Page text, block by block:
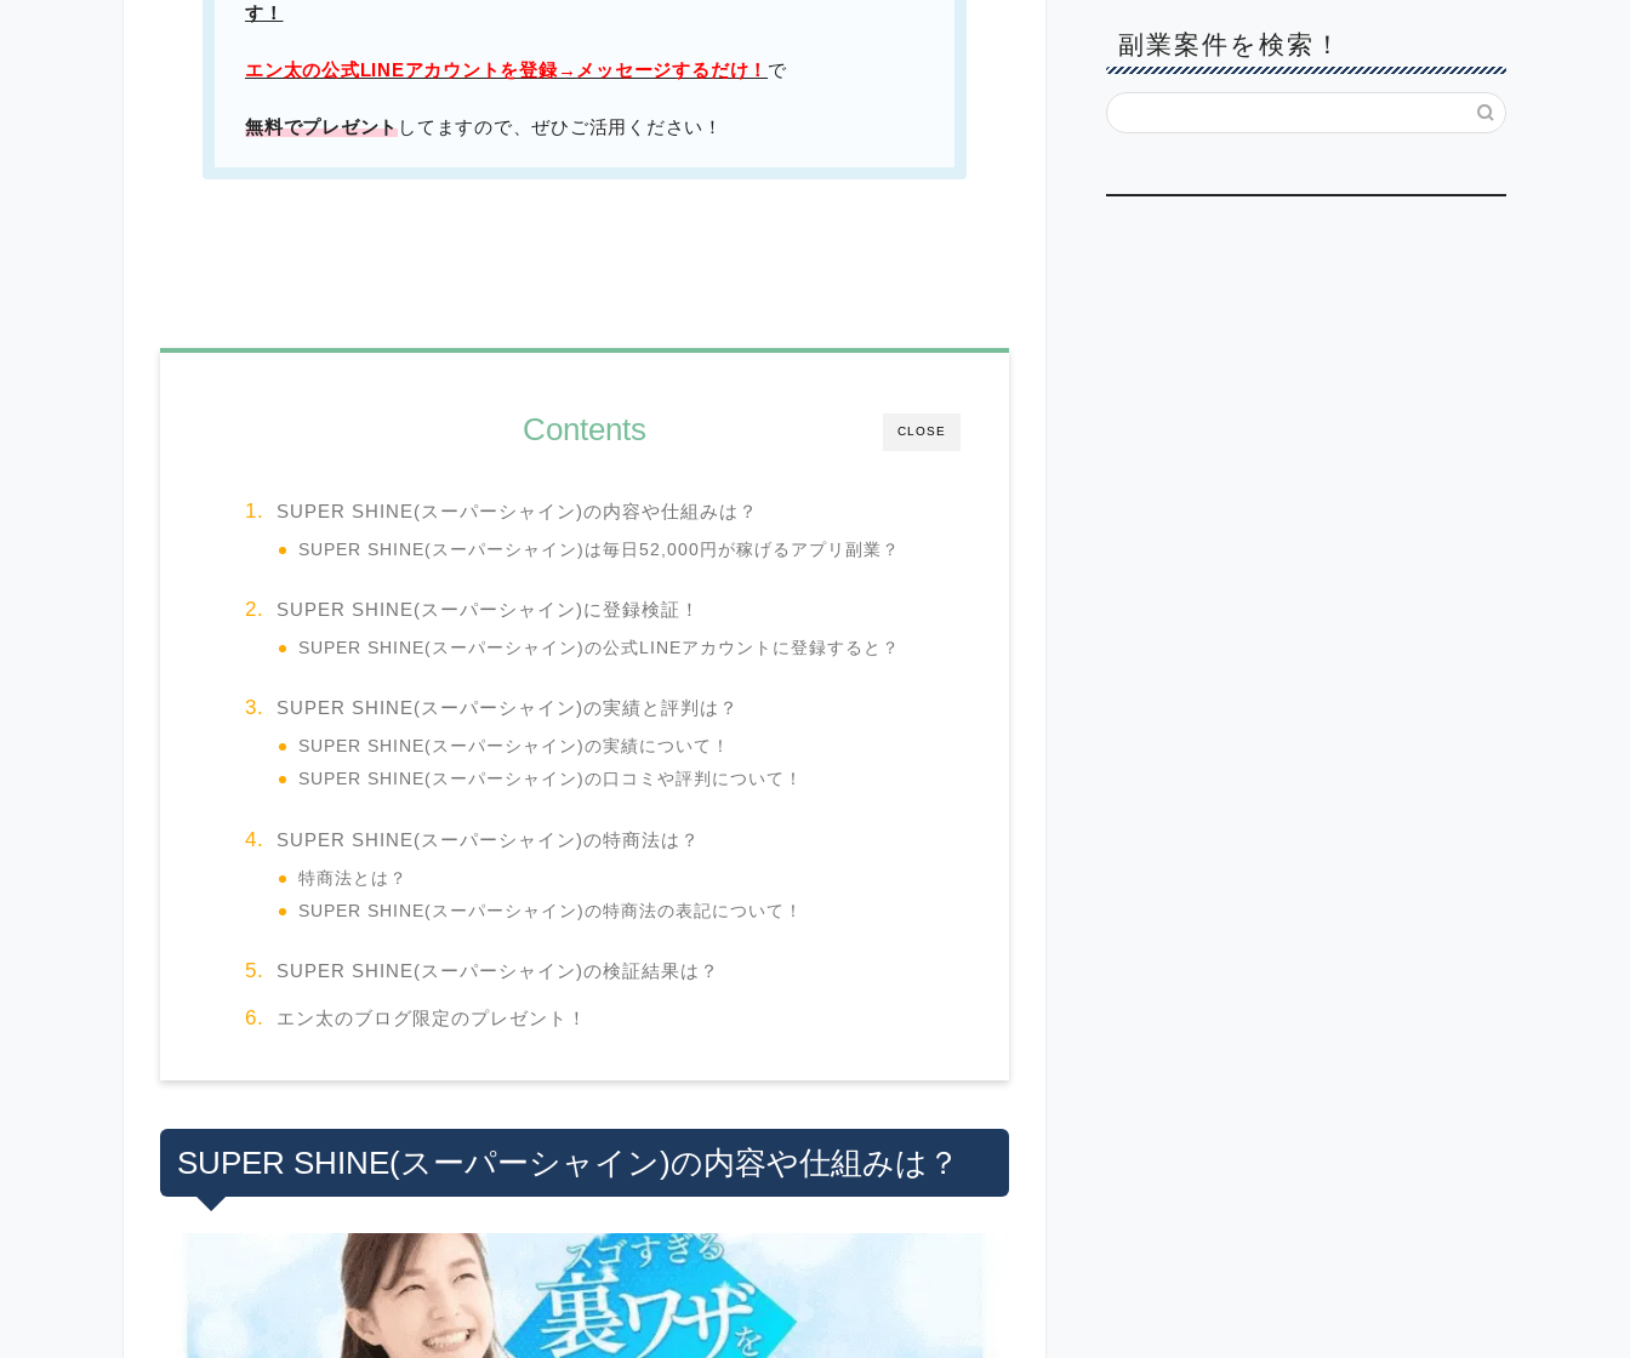
す！
エン太の公式LINEアカウントを登録→メッセージするだけ！ で
無料でプレゼントしてますので、ぜひご活用ください！
CLOSE
Contents
SUPER SHINE(スーパーシャイン)の内容や仕組みは？
SUPER SHINE(スーパーシャイン)は毎日52,000円が稼げるアプリ副業？
SUPER SHINE(スーパーシャイン)に登録検証！
SUPER SHINE(スーパーシャイン)の公式LINEアカウントに登録すると？
SUPER SHINE(スーパーシャイン)の実績と評判は？
SUPER SHINE(スーパーシャイン)の実績について！
SUPER SHINE(スーパーシャイン)の口コミや評判について！
SUPER SHINE(スーパーシャイン)の特商法は？
特商法とは？
SUPER SHINE(スーパーシャイン)の特商法の表記について！
SUPER SHINE(スーパーシャイン)の検証結果は？
エン太のブログ限定のプレゼント！
SUPER SHINE(スーパーシャイン)の内容や仕組みは？
副業案件を検索！